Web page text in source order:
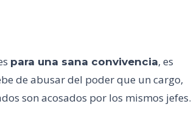
para una sana convivencia, es
de abusar del poder que un cargo,
son acosados por los mismos jefes.